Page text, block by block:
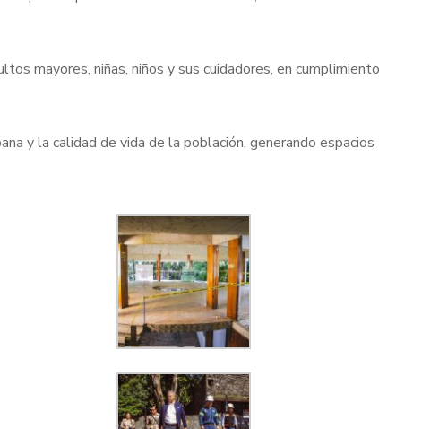
mayores, niñas, niños y sus cuidadores, en cumplimiento
y la calidad de vida de la población, generando espacios